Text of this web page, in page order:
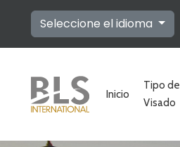
Seleccione el idioma
Inicio
Tipo de
Visado